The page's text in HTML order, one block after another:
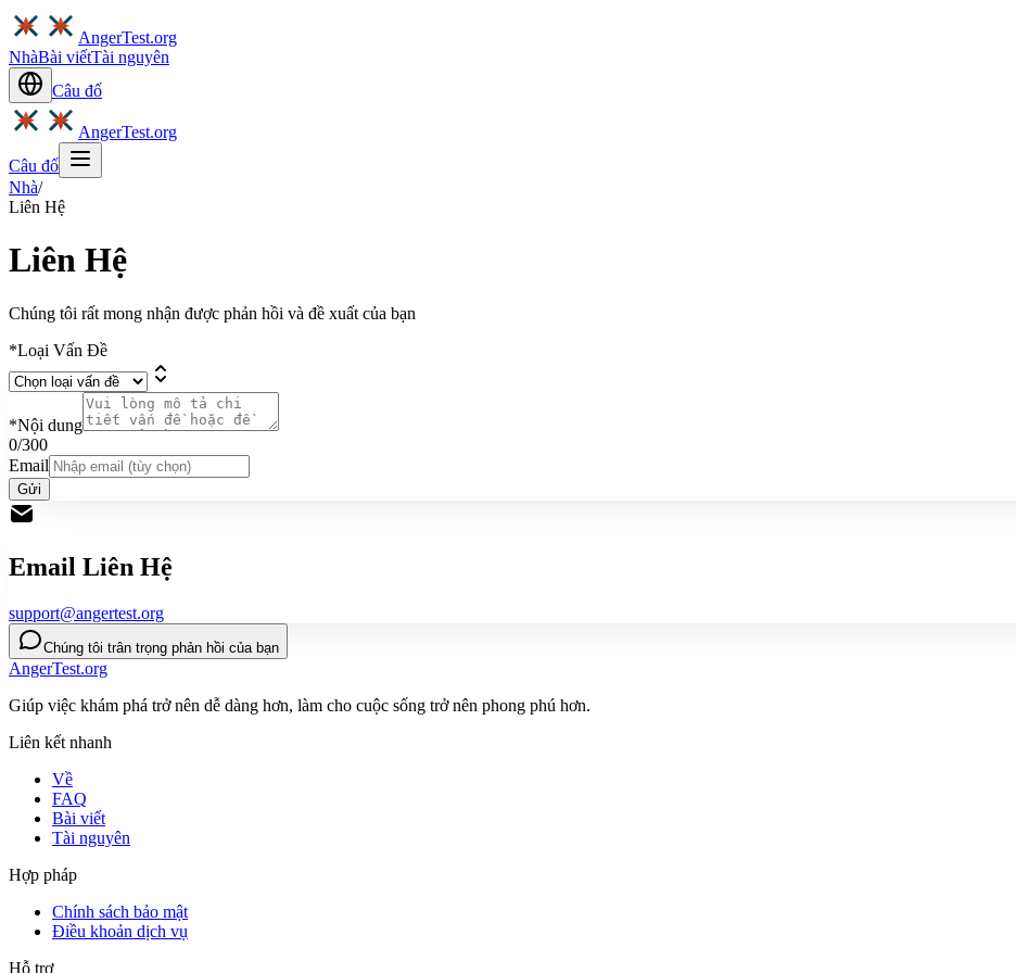
AngerTest.org
NhàBài viếtTài nguyên
Câu đố
AngerTest.org
Câu đố
Nhà/
Liên Hệ
Liên Hệ
Chúng tôi rất mong nhận được phản hồi và đề xuất của bạn
*Loại Vấn Đề
*Nội dung
0/300
Email
Gửi
Email Liên Hệ
support@angertest.org
Chúng tôi trân trọng phản hồi của bạn
AngerTest.org
Giúp việc khám phá trở nên dễ dàng hơn, làm cho cuộc sống trở nên phong phú hơn.
Liên kết nhanh
Về
FAQ
Bài viết
Tài nguyên
Hợp pháp
Chính sách bảo mật
Điều khoản dịch vụ
Hỗ trợ